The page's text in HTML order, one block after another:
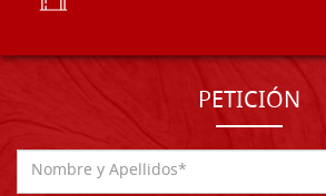
PETICIÓN